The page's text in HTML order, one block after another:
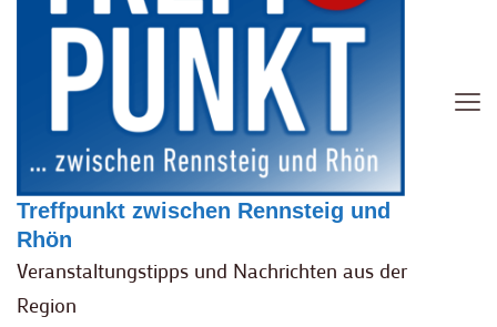
Treffpunkt zwischen Rennsteig und
Rhön
Veranstaltungstipps und Nachrichten aus der
Region